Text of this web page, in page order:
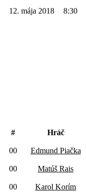
12. mája 2018 8:30
# Hráč
00 Edmund Piačka
00 Matúš Rais
00 Karol Korím